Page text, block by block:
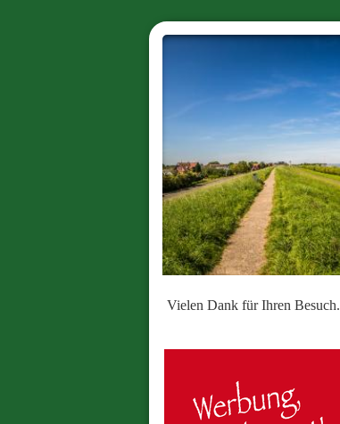
Vielen Dank für Ihren Besuch.